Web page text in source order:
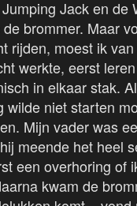
Jack en de
brommer. Maar
rijden, moest ik
werkte, eerst leren
in elkaar stak.
wilde niet starten
Mijn vader was
meende het heel
een overhoring of
kwam de